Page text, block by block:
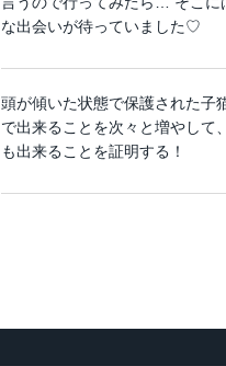
な出会いが待っていました♡
頭が傾いた状態で保護された子
で出来ることを次々と増やして
も出来ることを証明する！